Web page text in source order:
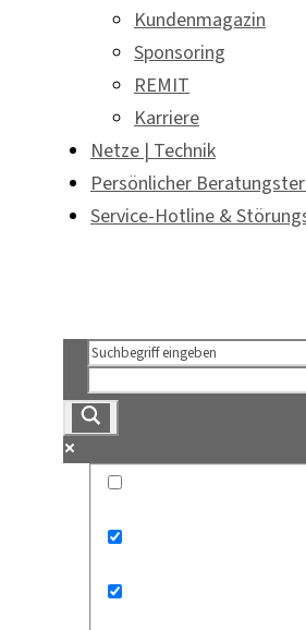
Kundenmagazin
Sponsoring
REMIT
Karriere
Netze | Technik
Persönlicher
Service-Hotline &